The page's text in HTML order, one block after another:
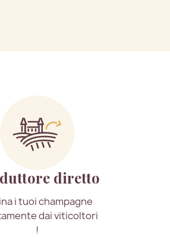
diretto
i tuoi champagne
dai viticoltori
!